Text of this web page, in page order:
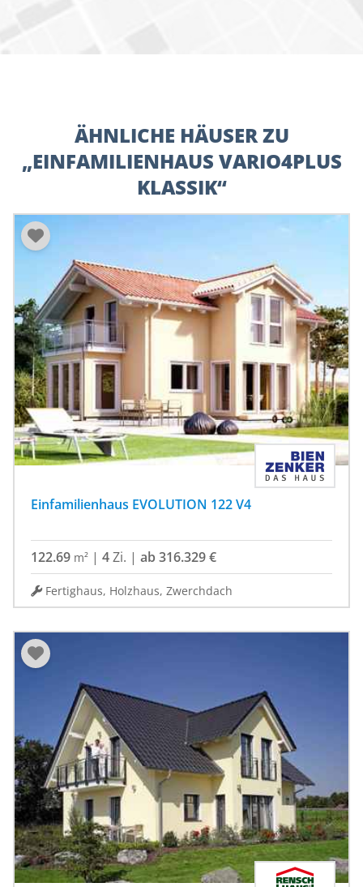
ÄHNLICHE HÄUSER ZU
„EINFAMILIENHAUS VARIO4PLUS
KLASSIK“
Einfamilienhaus EVOLUTION 122 V4
122.69 m² | 4Zi. | ab 316.329 €
Fertighaus, Holzhaus, Zwerchdach